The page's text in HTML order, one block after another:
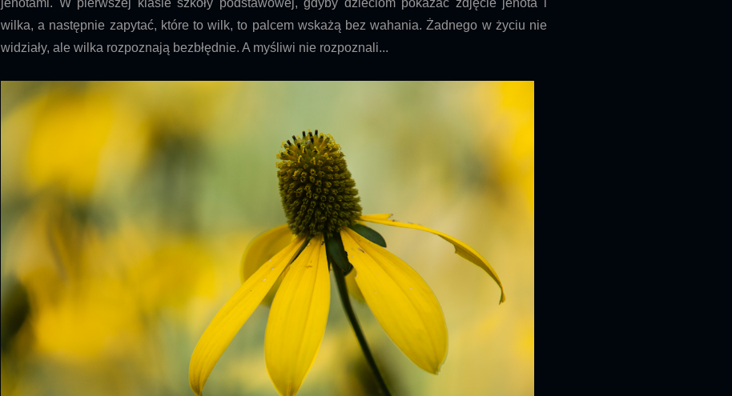
jenotami. W pierwszej klasie szkoły podstawowej, gdyby dzieciom pokazać zdjęcie jenota i
wilka, a następnie zapytać, które to wilk, to palcem wskażą bez wahania. Żadnego w życiu nie
widziały, ale wilka rozpoznają bezbłędnie. A myśliwi nie rozpoznali...